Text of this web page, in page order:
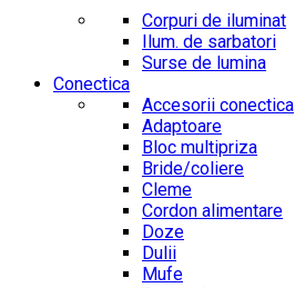
Corpuri de iluminat
Ilum. de sarbatori
Surse de lumina
Conectica
Accesorii conectica
Adaptoare
Bloc multipriza
Bride/coliere
Cleme
Cordon alimentare
Doze
Dulii
Mufe